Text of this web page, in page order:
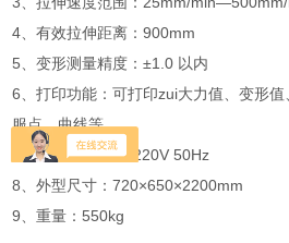
4、有效拉伸距离：900mm
5、变形测量精度：±1.0 以内
6、打印功能：可打印zui大力值、变形
服点、曲线等
7、电源电压：AC220V 50Hz
8、外型尺寸：720×650×2200mm
9、重量：550kg